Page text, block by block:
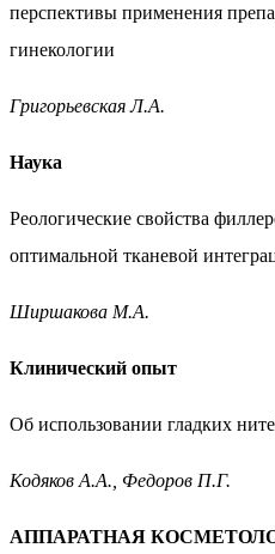
перспективы применения
гинекологии
Григорьевская Л.А.
Наука
Реологические свойства
оптимальной тканевой
Ширшакова М.А.
Клинический опыт
Об использовании гладких
Кодяков А.А., Федоров П.Г.
АППАРАТНАЯ